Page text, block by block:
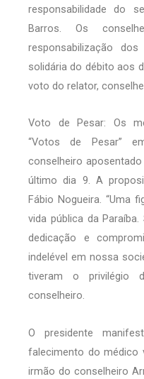
responsabilidade do
Barros. Os
responsabilização
solidária do débito aos
voto do relator,
Voto de Pesar: Os
“Votos de Pesar”
conselheiro
último dia 9. A
Fábio Nogueira. “Uma
vida pública da
dedicação e
indelével em nossa
tiveram o privilégio
conselheiro.
O presidente
falecimento do médico
irmão do conselheiro